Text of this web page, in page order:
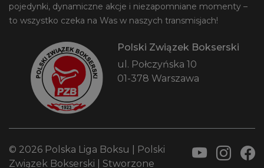
pojedynki, dynamiczne akcje i niezapomniane momenty –
to wszystko czeka na Was w naszych transmisjach!
Polski Związek Bokserski
ul. Połczyńska 10
01-378 Warszawa
© 2026 Polska Liga Boksu |
Polski
Związek Bokserski | Stworzone